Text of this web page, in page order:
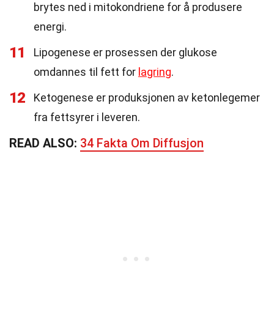
brytes ned i mitokondriene for å produsere
energi.
11
Lipogenese er prosessen der glukose
omdannes til fett for lagring.
12
Ketogenese er produksjonen av ketonlegemer
fra fettsyrer i leveren.
READ ALSO: 34 Fakta Om Diffusjon